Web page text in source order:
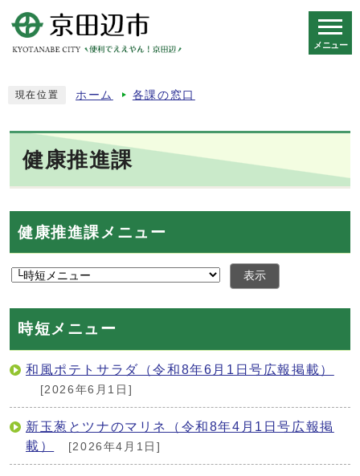
メニュー
現在位置 ホーム 各課の窓口
健康推進課
健康推進課メニュー
表示
時短メニュー
和風ポテトサラダ（令和8年6月1日号広報掲載）
[2026年6月1日]
新玉葱とツナのマリネ（令和8年4月1日号広報掲
載）
[2026年4月1日]